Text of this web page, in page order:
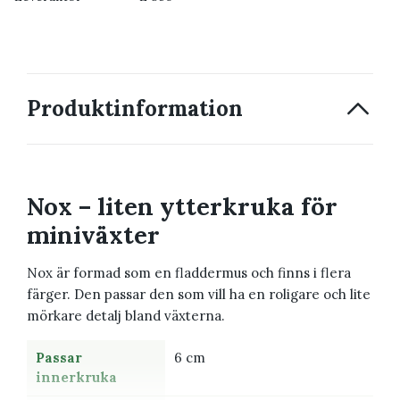
Produktinformation
Nox – liten ytterkruka för
miniväxter
Nox är formad som en fladdermus och finns i flera
färger. Den passar den som vill ha en roligare och lite
mörkare detalj bland växterna.
Passar
innerkruka
6 cm